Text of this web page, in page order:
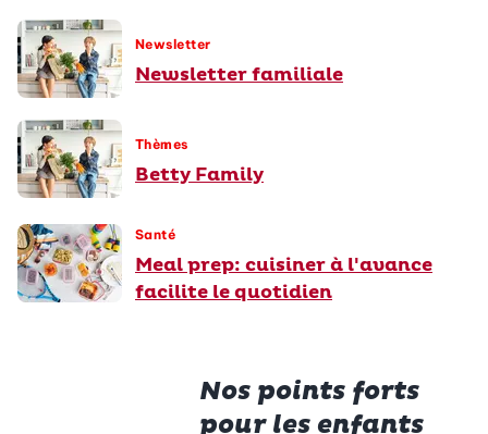
Newsletter
Newsletter familiale
Thèmes
Betty Family
Santé
Meal prep: cuisiner à l'avance
facilite le quotidien
Nos points forts
pour les enfants